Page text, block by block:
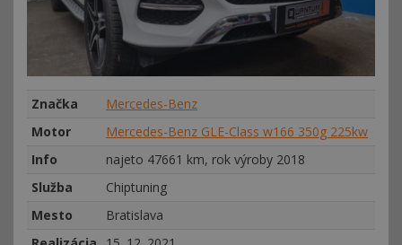
Značka
Mercedes-Benz
Motor
Mercedes-Benz GLE-Class w166 350g 225kw
Info
najeto 47661 km, rok výroby 2018
Služba
Chiptuning
Mesto
Bratislava